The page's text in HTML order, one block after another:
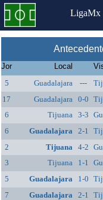
LigaMx
Jor Local
5
Guadalajara ---
17
Guadalajara 0-0
6
Tijuana 3-3
6
Guadalajara 2-1
2
Tijuana 4-2
3
Tijuana 1-1
5
Guadalajara 1-0
7
Guadalajara 2-1